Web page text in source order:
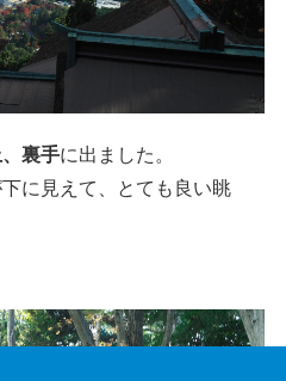
裏手に出ました。
に見えて、とても良い眺